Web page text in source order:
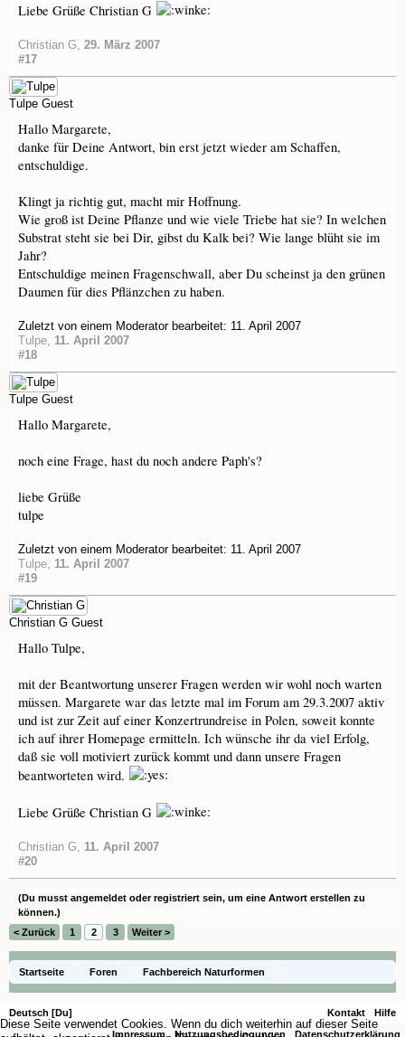
Liebe Grüße Christian G
Christian G 29. März 2007
#17
Tulpe Guest
Hallo Margarete,
danke für Deine Antwort, bin erst jetzt wieder am Schaffen,
entschuldige.
Klingt ja richtig gut, macht mir Hoffnung.
Wie groß ist Deine Pflanze und wie viele Triebe hat sie? In welchen
Substrat steht sie bei Dir, gibst du Kalk bei? Wie lange blüht sie im
Jahr?
Entschuldige meinen Fragenschwall, aber Du scheinst ja den grünen
Daumen für dies Pflänzchen zu haben.
Zuletzt von einem Moderator bearbeitet: 11. April 2007
Tulpe 11. April 2007
#18
Tulpe Guest
Hallo Margarete,
noch eine Frage, hast du noch andere Paph's?
liebe Grüße
tulpe
Zuletzt von einem Moderator bearbeitet: 11. April 2007
Tulpe 11. April 2007
#19
Christian G Guest
Hallo Tulpe,
mit der Beantwortung unserer Fragen werden wir wohl noch warten
müssen. Margarete war das letzte mal im Forum am 29.3.2007 aktiv
und ist zur Zeit auf einer Konzertrundreise in Polen, soweit konnte
ich auf ihrer Homepage ermitteln. Ich wünsche ihr da viel Erfolg,
daß sie voll motiviert zurück kommt und dann unsere Fragen
beantworteten wird.
Liebe Grüße Christian G
Christian G
11. April 2007
#20
(Du musst angemeldet oder registriert sein, um eine Antwort erstellen zu
können.)
< Zurück
1 2 3 Weiter >
Startseite Foren
Fachbereich Naturformen
Paphiopedilum, Phragmipedium
Deutsch [Du]
Kontakt
Hilfe
Impressum
Nutzungsbedingungen Datenschutzerklärung
Diese Seite verwendet Cookies. Wenn du dich weiterhin auf dieser Seite